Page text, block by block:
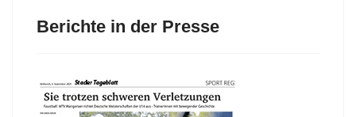
Berichte in der Presse